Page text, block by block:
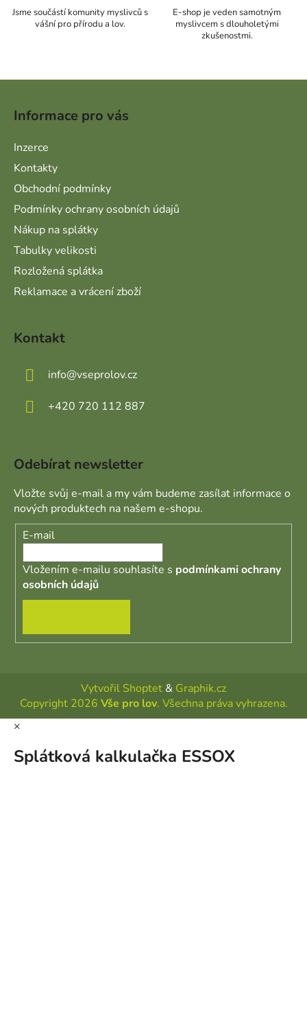
Jsme součástí komunity myslivců s
vášní pro přírodu a lov.
E-shop je veden samotným
myslivcem s dlouholetými
zkušenostmi.
Informace pro vás
Inzerce
Kontakty
Obchodní podmínky
Podmínky ochrany osobních údajů
Nákup na splátky
Tabulky velikosti
Rozložená splátka
Reklamace a vrácení zboží
Kontakt
info@vseprolov.cz
+420 720 112 887
Odebírat newsletter
Vložte svůj e-mail a my vám budeme zasílat informace o
nových produktech na našem e-shopu.
E-mail
Vložením e-mailu souhlasíte s podmínkami ochrany
osobních údajů
Vytvořil Shoptet & Graphik.cz
Copyright 2026 Vše pro lov. Všechna práva vyhrazena.
×
Splátková kalkulačka ESSOX